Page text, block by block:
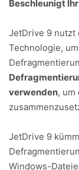
Beschleunigt
JetDrive 9
Technologie,
verwenden, um
JetDrive 9
Windows-